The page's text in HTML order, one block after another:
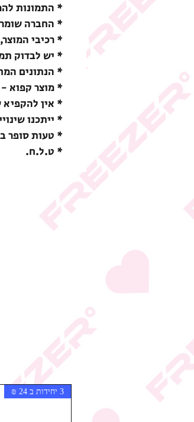
* התמונות
* החברה
* רכיבי
* יש לבדוק
* הנתונים
* מוצר קפוא - יש
* אין
* ייתכנו
* טעות סופר
* ט.ל.ח.
3 יחידות ב 24 ₪